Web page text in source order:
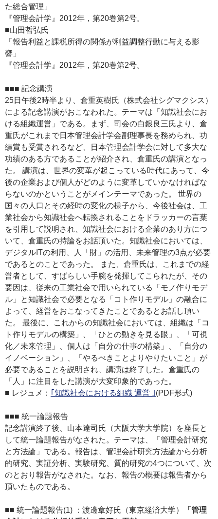
た総合管理」
『管理会計学』2012年，第20巻第2号。
■山田哲弘氏
「報告利益と課税所得の関係が利益調整行動に与える影
響」
『管理会計学』2012年，第20巻第2号。
■■■ 記念講演
25日午後2時半より、倉重英樹氏（株式会社シグマクシス）
による記念講演がおこなわれた。テーマは「知識社会にお
ける組織運営」である。まず、司会の白銀良三氏より、倉
重氏がこれまで日本管理会計学会副理事長を務められ、功
績賞も受賞されるなど、日本管理会計学会に対して多大な
功績のある方であることが紹介され、倉重氏の講演となっ
た。 講演は、世界の変革が起こっている時代にあって、今
後の企業および個人がどのように変革していかなければな
らないのかということがメインテーマであった。 世界の
国々の人口とその経時の変化の様子から、今後社会は、工
業社会から知識社会へ転換されることをドラッカーの言葉
を引用して説明され、知識社会における企業のあり方につ
いて、倉重氏の持論をお話頂いた。知識社会においては、
デジタルITの利用、人「財」の活用、未来管理の3点が必要
であるとのことであった。 また、倉重氏は、これまでの経
営者として、すばらしい手腕を発揮してこられたが、その
要因は、従来の工業社会で用いられている「モノ作りモデ
ル」と知識社会で必要となる「コト作りモデル」の融合に
よって、経営をおこなってきたことであるとお話し頂い
た。 最後に、これからの知識社会においては、組織は「コ
ト作りモデルの構築」、「ひとの動きを見る眼」、「可視
化／未来管理」、個人は「自分の仕事の構築」、「自分の
イノベーション」、「やるべきことよりやりたいこと」が
必要であることを説明され、講演は終了した。倉重氏の
「人」に注目をした講演が大変印象的であった。
■ レジュメ： ｢知識社会における組織 運営 ｣(PDF形式)
■■■ 統一論題報告
記念講演終了後、山本達司氏（大阪大学大学院）を座長と
して統一論題報告がなされた。テーマは、「管理会計研究
と方法論」である。報告は、管理会計研究方法論から分析
的研究、実証分析、実験研究、質的研究の4つについて、次
のとおり報告がなされた。なお、報告の概要は報告者から
頂いたものである。
■■ 統一論題報告(1) ：渡邊章好氏（東京経済大学）
「管理